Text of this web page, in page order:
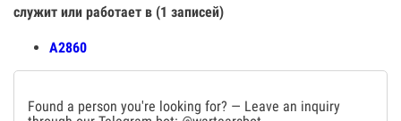
служит или работает в (1 записей)
А2860
Found a person you're looking for? — Leave an inquiry